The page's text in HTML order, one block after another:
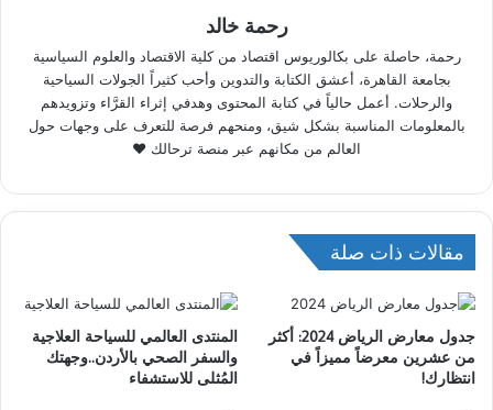
رحمة خالد
رحمة، حاصلة على بكالوريوس اقتصاد من كلية الاقتصاد والعلوم السياسية
بجامعة القاهرة، أعشق الكتابة والتدوين وأحب كثيراً الجولات السياحية
والرحلات. أعمل حالياً في كتابة المحتوى وهدفي إثراء القرَّاء وتزويدهم
بالمعلومات المناسبة بشكل شيق، ومنحهم فرصة للتعرف على وجهات حول
العالم من مكانهم عبر منصة ترحالك ♥
مقالات ذات صلة
جدول معارض الرياض 2024: أكثر
من عشرين معرضاً مميزاً في
انتظارك!
المنتدى العالمي للسياحة العلاجية
والسفر الصحي بالأردن..وجهتك
المُثلى للاستشفاء